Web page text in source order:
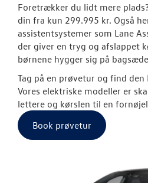
Foretrækker du lidt mere
din fra kun 299.995 kr. Også
assistentsystemer som Lane
der giver en tryg og afslappet
børnene hygger sig på
Tag på en prøvetur og find den
Vores elektriske modeller er
lettere og kørslen til en
Book prøvetur